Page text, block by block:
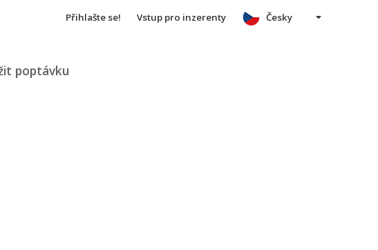
Přihlašte se! Vstup pro inzerenty
poptávku
Česky